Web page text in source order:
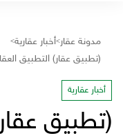
مدونة عقار>أخبار عقارية>
(تطبيق عقار) التطبيق
أخبار عقارية
(تطبيق